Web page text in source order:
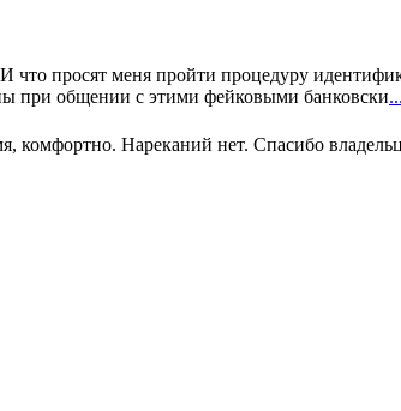
просят меня пройти процедуру
при общении с этими фейковыми банковски...
комфортно. Нареканий нет. Спасибо